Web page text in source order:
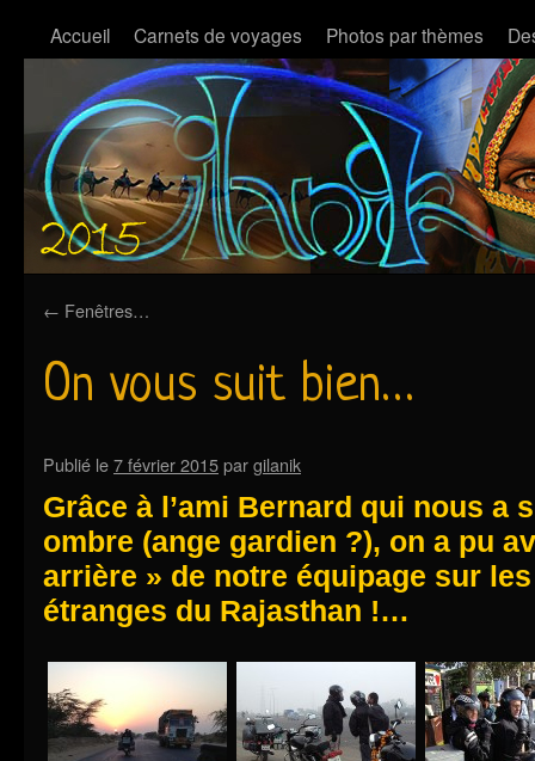
Accueil Carnets de voyages Photos par thèmes
← Fenêtres…
On vous suit bien…
Publié le7 février 2015pargilanik
Grâce à l’ami Bernard qui nous a
ombre (ange gardien ?), on a pu
arrière » de notre équipage sur
étranges du Rajasthan !…